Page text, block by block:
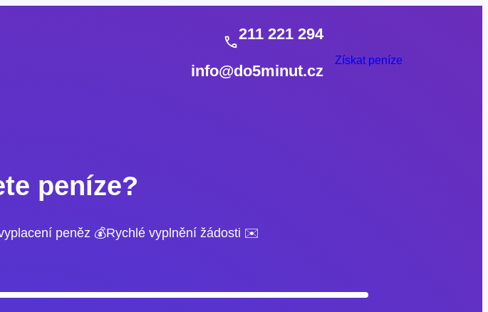
211 221 294
info@do5minut.cz
Získat peníze
peníze?
peněz 💰Rychlé vyplnění žádosti ✉️